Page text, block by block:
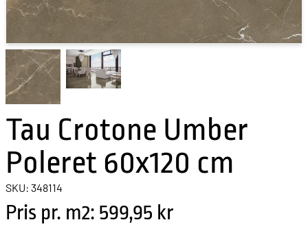
Tau Crotone Umber
Poleret 60x120 cm
SKU: 348114
Pris pr. m2: 599,95 kr